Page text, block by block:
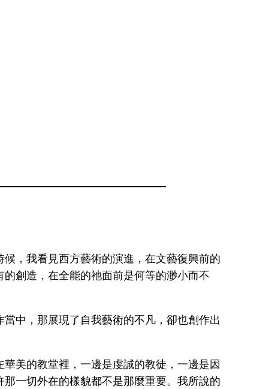
，我看見西方藝術的演進，在文藝復興前的
創造，在全能的祂面前是何等的渺小而不
中，那展現了自我藝術的不凡，卻也創作出
美的教堂裡，一邊是虔誠的教徒，一邊是因
一切外在的樣貌都不是那麼重要。我所說的